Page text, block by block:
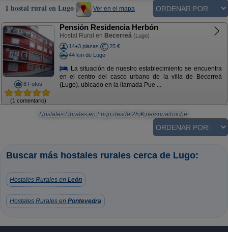
1 hostal rural en Lugo Ver en el mapa
8 Fotos
(1 comentario)
Pensión Residencia Herbón
Hostal Rural en Becerreá (Lugo)
14+3 plazas
25 €
44 km de Lugo
La situación de nuestro establecimiento se encuentra
en el centro del casco urbano de la villa de Becerreá
(Lugo). ubicado en la llamada Pue ...
Hostales Rurales en Lugo desde 25 € persona/noche.
Buscar más hostales rurales cerca de Lugo:
Hostales Rurales en León
Hostales Rurales en Pontevedra